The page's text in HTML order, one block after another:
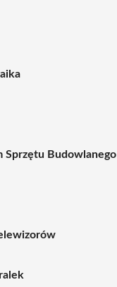
Sprzętu Budowlanego